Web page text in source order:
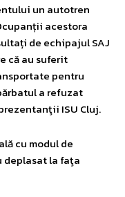
un autotren
acestora
de echipajul SAJ
că au suferit
pentru
a refuzat
ISU Cluj.
cu modul de
deplasat la faţa